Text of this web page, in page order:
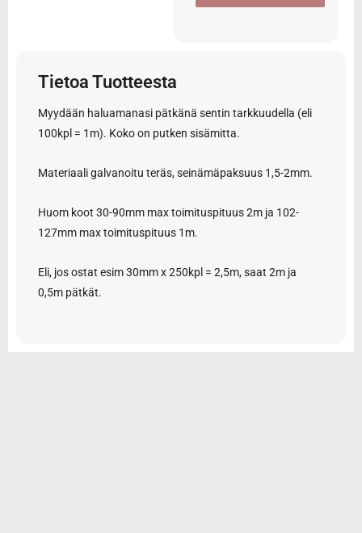
Tietoa Tuotteesta
Myydään haluamanasi pätkänä sentin tarkkuudella (eli
100kpl = 1m). Koko on putken sisämitta.
Materiaali galvanoitu teräs, seinämäpaksuus 1,5-2mm.
Huom koot 30-90mm max toimituspituus 2m ja 102-
127mm max toimituspituus 1m.
Eli, jos ostat esim 30mm x 250kpl = 2,5m, saat 2m ja
0,5m pätkät.